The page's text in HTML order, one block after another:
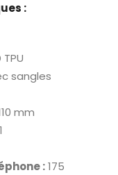
:
sangles
mm
:175